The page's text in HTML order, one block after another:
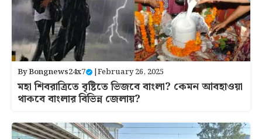
ByBongnews24x7 |February 26, 2025
মহা শিবরাত্রিতে বৃষ্টিতে ভিজবে বাংলা? কেমন আবহাওয়া
থাকবে বাংলার বিভিন্ন জেলায়?